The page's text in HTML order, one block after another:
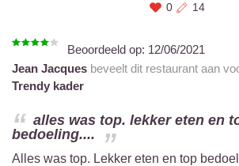
0 14
Beoordeeld op: 12/06/2021
Jean Jacques beveelt dit restaurant aan
Trendy kader
alles was top. lekker eten en
bedoeling....
Alles was top. Lekker eten en top